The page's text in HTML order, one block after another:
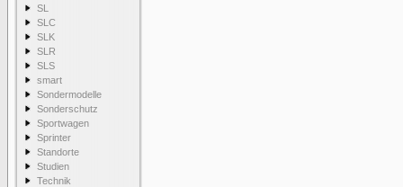
SL
SLC
SLK
SLR
SLS
smart
Sondermodelle
Sonderschutz
Sportwagen
Sprinter
Standorte
Studien
Technik